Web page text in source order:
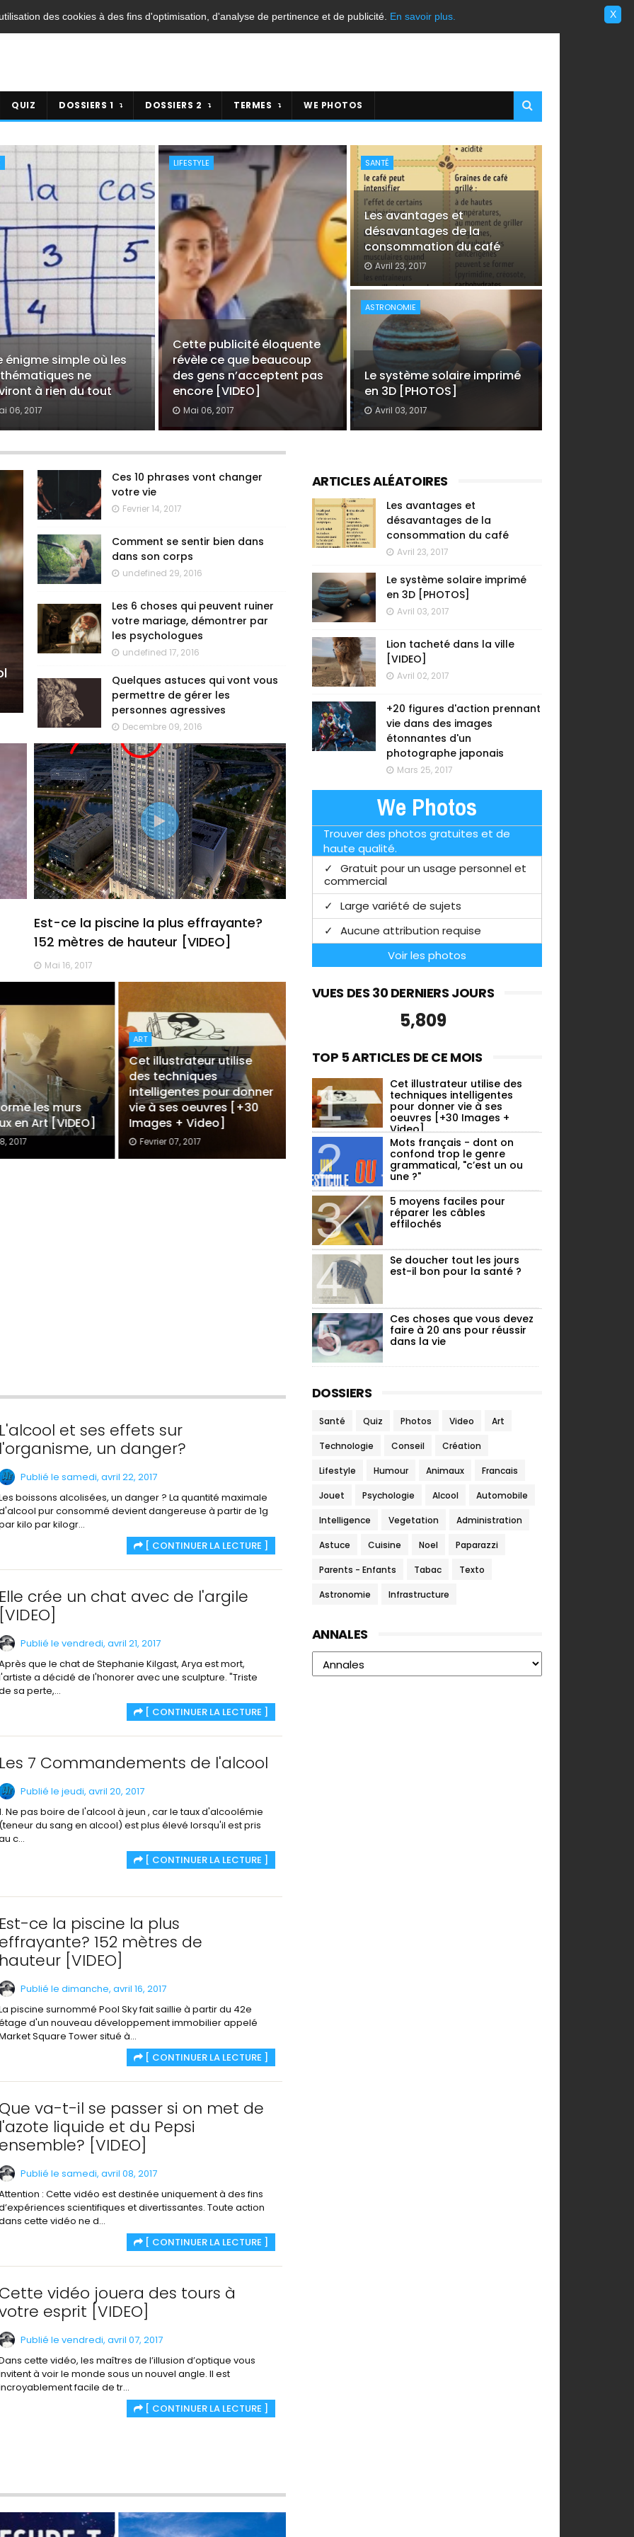
QUIZ DOSSIERS 1 DOSSIERS 2 TERMES WE PHOTOS
énigme simple où les
ne
à rien du tout
06, 2017
LIFESTYLE
Cette publicité éloquente
révèle ce que beaucoup
des gens n’acceptent pas
encore [VIDEO]
Mai 06, 2017
SANTÉ
Les avantages et
désavantages de la
consommation du café
Avril 23, 2017
ASTRONOMIE
Le système solaire imprimé
en 3D [PHOTOS]
Avril 03, 2017
Ces 10 phrases vont changer
votre vie
Fevrier 14, 2017
Comment se sentir bien dans
dans son corps
undefined 29, 2016
Les 6 choses qui peuvent ruiner
votre mariage, démontrer par
les psychologues
undefined 17, 2016
Quelques astuces qui vont vous
permettre de gérer les
personnes agressives
Decembre 09, 2016
Est-ce la piscine la plus effrayante?
152 mètres de hauteur [VIDEO]
Mai 16, 2017
les murs
en Art [VIDEO]
2017
ART
Cet illustrateur utilise
des techniques
intelligentes pour donner
vie à ses oeuvres [+30
Images + Video]
Fevrier 07, 2017
ART
Un artiste transforme
une bétonnière en un
gigantesque ballon de
disco. A voir [VIDEO]
Fevrier 04, 2017
ANIMAUX
Elle crée un chat avec de
l'argile [VIDEO]
Mai 21, 2017
L'alcool et ses effets sur
l'organisme, un danger?
Publié le samedi, avril 22, 2017
boissons alcolisées, un danger ? La quantité maximale
pur consommé devient dangereuse à partir de 1g
kilo par kilogr...
[ CONTINUER LA LECTURE ]
Elle crée un chat avec de l'argile
[VIDEO]
Publié le vendredi, avril 21, 2017
que le chat de Stephanie Kilgast, Arya est mort,
a décidé de l'honorer avec une sculpture. "Triste
sa perte,...
[ CONTINUER LA LECTURE ]
Les 7 Commandements de l'alcool
Publié le jeudi, avril 20, 2017
Ne pas boire de l'alcool à jeun , car le taux d'alcoolémie
(teneur du sang en alcool) est plus élevé lorsqu'il est pris
c...
[ CONTINUER LA LECTURE ]
Est-ce la piscine la plus
effrayante? 152 mètres de
hauteur [VIDEO]
Publié le dimanche, avril 16, 2017
piscine surnommé Pool Sky fait saillie à partir du 42e
d'un nouveau développement immobilier appelé
Square Tower situé à...
[ CONTINUER LA LECTURE ]
Que va-t-il se passer si on met de
l'azote liquide et du Pepsi
ensemble? [VIDEO]
Publié le samedi, avril 08, 2017
: Cette vidéo est destinée uniquement à des fins
scientifiques et divertissantes. Toute action
cette vidéo ne d...
[ CONTINUER LA LECTURE ]
Cette vidéo jouera des tours à
esprit [VIDEO]
Publié le vendredi, avril 07, 2017
cette vidéo, les maîtres de l’illusion d’optique vous
à voir le monde sous un nouvel angle. Il est
facile de tr...
[ CONTINUER LA LECTURE ]
ARTICLES ALÉATOIRES
Les avantages et
désavantages de la
consommation du café
Avril 23, 2017
Le système solaire imprimé
en 3D [PHOTOS]
Avril 03, 2017
Lion tacheté dans la ville
[VIDEO]
Avril 02, 2017
+20 figures d'action prennant
vie dans des images
étonnantes d'un
photographe japonais
Mars 25, 2017
We Photos
Trouver des photos gratuites et de
haute qualité.
Gratuit pour un usage personnel et
commercial
Large variété de sujets
Aucune attribution requise
Voir les photos
VUES DES 30 DERNIERS JOURS
5,809
TOP 5 ARTICLES DE CE MOIS
Cet illustrateur utilise des
techniques intelligentes
pour donner vie à ses
oeuvres [+30 Images +
Video]
Mots français - dont on
confond trop le genre
grammatical, "c’est un ou
une ?"
5 moyens faciles pour
réparer les câbles
effilochés
Se doucher tout les jours
est-il bon pour la santé ?
Ces choses que vous devez
faire à 20 ans pour réussir
dans la vie
DOSSIERS
Santé Quiz Photos Video Art
Technologie Conseil Création
Lifestyle Humour Animaux Francais
Jouet Psychologie Alcool Automobile
Intelligence Vegetation Administration
Astuce Cuisine Noel Paparazzi
Parents - Enfants Tabac Texto
Astronomie Infrastructure
ANNALES
X
des cookies à des fins d'optimisation, d'analyse de pertinence et de publicité. En savoir plus.